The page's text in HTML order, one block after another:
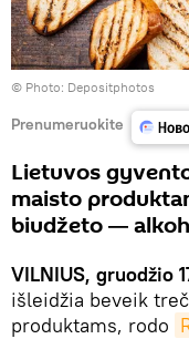
© Photo: Depositphotos
Prenumeruokite
Lietuvos
maisto
biudžeto ―
VILNIUS, gruodžio
išleidžia beveik
produktams, rodo